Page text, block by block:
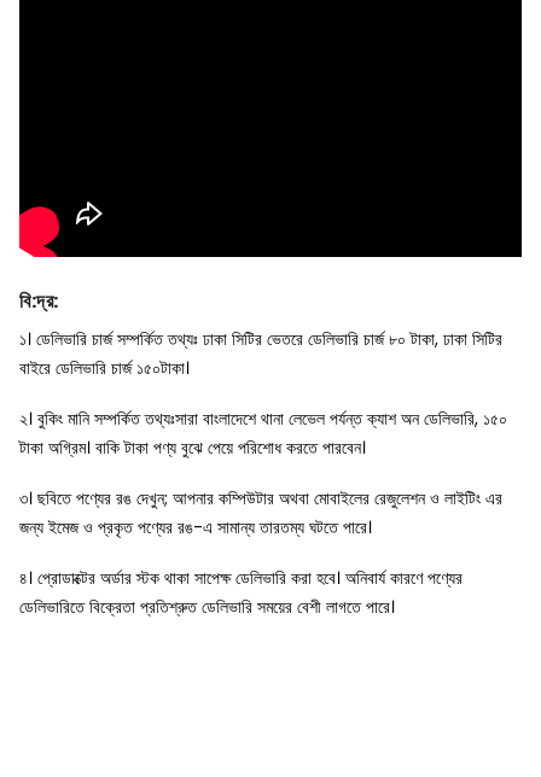
বি:দ্র:
১। ডেলিভারি চার্জ সম্পর্কিত তথ্যঃ ঢাকা সিটির ভেতরে ডেলিভারি চার্জ ৮০ টাকা, ঢাকা সিটির
বাইরে ডেলিভারি চার্জ ১৫০টাকা।
২। বুকিং মানি সম্পর্কিত তথ্যঃসারা বাংলাদেশে থানা লেভেল পর্যন্ত ক্যাশ অন ডেলিভারি, ১৫০
টাকা অগ্রিম। বাকি টাকা পণ্য বুঝে পেয়ে পরিশোধ করতে পারবেন।
৩। ছবিতে পণ্যের রঙ দেখুন; আপনার কম্পিউটার অথবা মোবাইলের রেজুলেশন ও লাইটিং এর
জন্য ইমেজ ও প্রকৃত পণ্যের রঙ-এ সামান্য তারতম্য ঘটতে পারে।
৪। প্রোডাক্টের অর্ডার স্টক থাকা সাপেক্ষ ডেলিভারি করা হবে। অনিবার্য কারণে পণ্যের
ডেলিভারিতে বিক্রেতা প্রতিশ্রুত ডেলিভারি সময়ের বেশী লাগতে পারে।